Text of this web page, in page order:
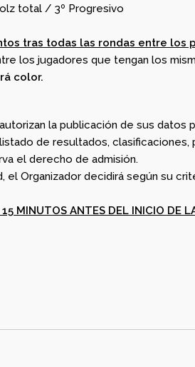
total / 3º Progresivo
tras todas las rondas entre
los jugadores que tengan los
color.
la publicación de sus
de resultados,
el derecho de admisión.
el Organizador decidirá según su
MINUTOS ANTES DEL INICIO DE